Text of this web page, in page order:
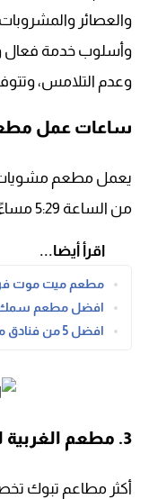
والعصائر
وأسلوب خدمة فعال
وعدم التلامس،
ساعات عمل
يعمل مطعم مشويات
من الساعة 5:29 مساءً حتى الساعة 1:00 صباحًا
اقرأ أيضا...
مطعم ميت موت فرع
افضل مطعم سمك في الرياض 5 من
افضل 5 من فنادق مدينة الرياض لعام 2024
3. مطعم الغربية للأكلات الشعبية
أكثر مطاعم تبوك